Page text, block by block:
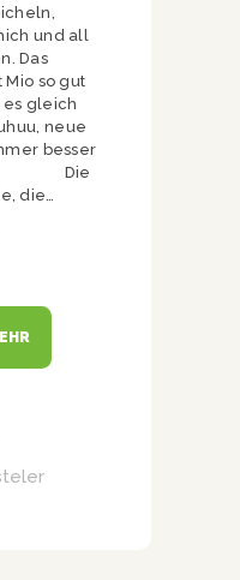
und all
Das
Mio so gut
gleich
neue
besser
Die
die…